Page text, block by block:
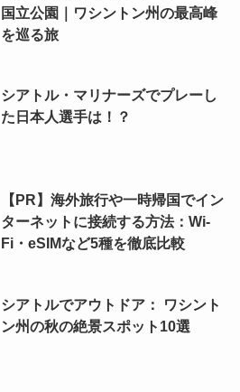
国立公園｜ワシントン州の最高峰
を巡る旅
シアトル・マリナーズでプレーし
た日本人選手は！？
【PR】海外旅行や一時帰国でイン
ターネットに接続する方法：Wi-
Fi・eSIMなど5種を徹底比較
シアトルでアウトドア： ワシント
ン州の秋の絶景スポット10選